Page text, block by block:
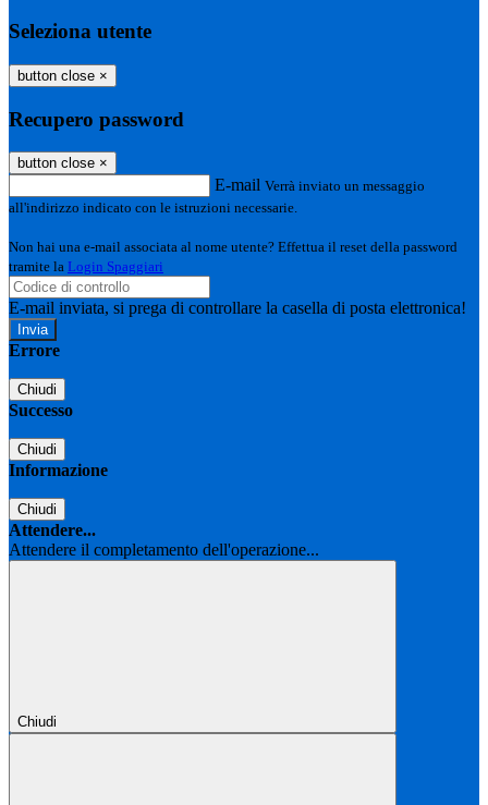
Seleziona utente
button close ×
Recupero password
button close ×
E-mail Verrà inviato un messaggio
all'indirizzo indicato con le istruzioni necessarie.
Non hai una e-mail associata al nome utente? Effettua il reset della password
tramite la Login Spaggiari
E-mail inviata, si prega di controllare la casella di posta elettronica!
Errore
Chiudi
Successo
Chiudi
Informazione
Chiudi
Attendere...
Attendere il completamento dell'operazione...
Chiudi